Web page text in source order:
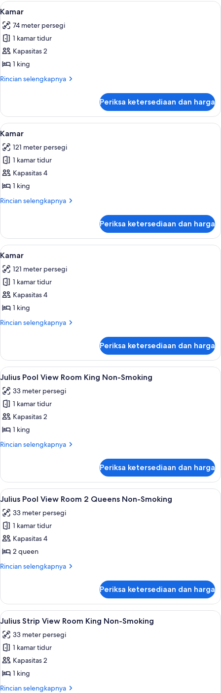
Lihat
semua
foto
untuk
Kamar
Kamar | Bantalan ekstra lembut,
5
Kamar
74 meter persegi
1 kamar tidur
Kapasitas 2
1 king
Rincian selengkapnya
Rincian
Kamar
Periksa ketersediaan dan harga
Lihat
semua
foto
untuk
Kamar
Bantalan ekstra lembut, brankas,
6
Kamar
121 meter persegi
1 kamar tidur
Kapasitas 4
1 king
Rincian selengkapnya
Rincian
Kamar
Periksa ketersediaan dan harga
Lihat
semua
foto
untuk
Kamar
Bantalan ekstra lembut, brankas,
7
Kamar
121 meter persegi
1 kamar tidur
Kapasitas 4
1 king
Rincian selengkapnya
Rincian
Kamar
Periksa ketersediaan dan harga
Lihat
semua
foto
untuk
Julius
Pool
View
Non-
Smoking
Bantalan ekstra lembut, brankas,
4
Julius Pool View Room King Non-Smoking
33 meter persegi
1 kamar tidur
Kapasitas 2
1 king
Rincian selengkapnya
Rincian
Julius
Pool
View
King
Non-
Smoking
Periksa ketersediaan dan harga
Lihat
semua
foto
untuk
Julius
Pool
View
Queens
Non-
Smoking
Bantalan ekstra lembut, brankas,
4
Julius Pool View Room 2 Queens Non-Smoking
33 meter persegi
1 kamar tidur
Kapasitas 4
2 queen
Rincian selengkapnya
Rincian
Julius
Pool
View
2
Queens
Non-
Smoking
Periksa ketersediaan dan harga
Lihat
semua
foto
untuk
Julius
Strip
View
Bantalan ekstra lembut, brankas,
5
Julius Strip View Room King Non-Smoking
33 meter persegi
1 kamar tidur
Kapasitas 2
1 king
Rincian selengkapnya
Rincian